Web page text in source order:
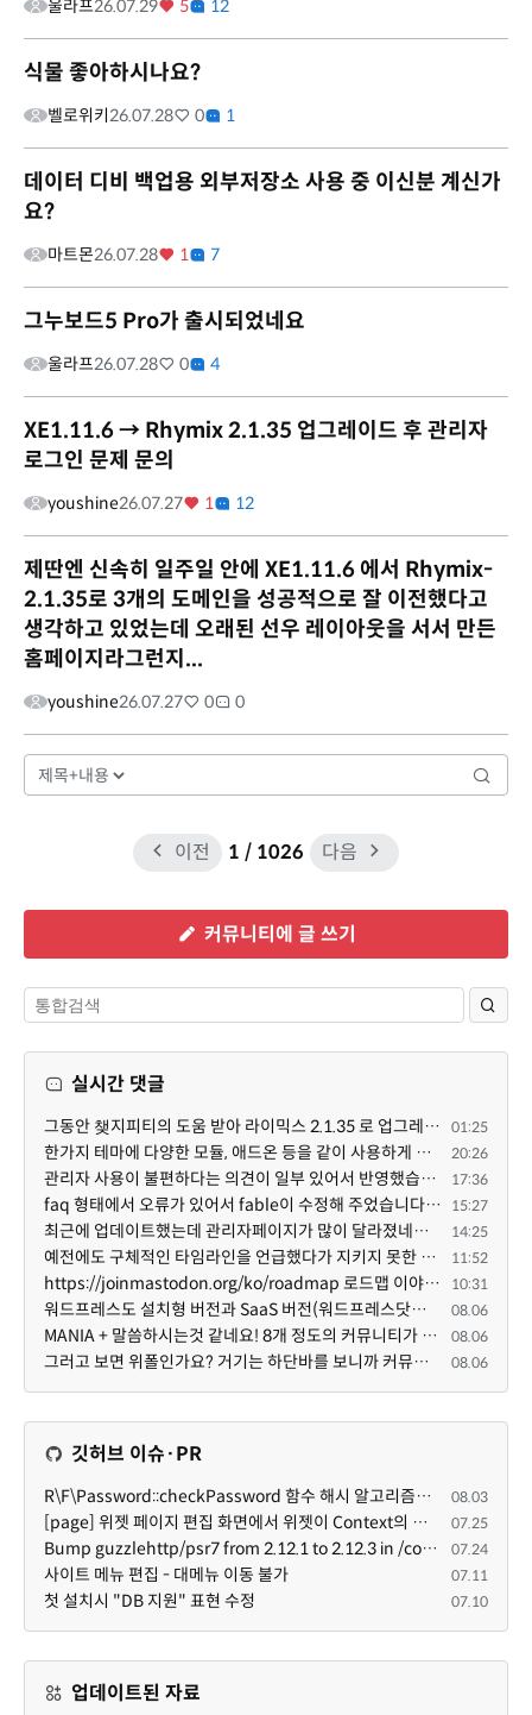
울라프26.07.29 5 12
식물 좋아하시나요?
벨로위키26.07.28 0 1
데이터 디비 백업용 외부저장소 사용 중 이신분 계신가
요?
마트몬26.07.28 1 7
그누보드5 Pro가 출시되었네요
울라프26.07.28 0 4
XE1.11.6 → Rhymix 2.1.35 업그레이드 후 관리자
로그인 문제 문의
youshine26.07.27 1 12
제딴엔 신속히 일주일 안에 XE1.11.6 에서 Rhymix-
2.1.35로 3개의 도메인을 성공적으로 잘 이전했다고
생각하고 있었는데 오래된 선우 레이아웃을 서서 만든
홈페이지라그런지...
youshine26.07.27 0 0
이전 1 / 1026 다음
커뮤니티에 글 쓰기
실시간 댓글
그동안 챚지피티의 도움 받아 라이믹스 2.1.35 로 업그레이드 잘 한 것은 부인할 수 없는 사실입니다. 그런... 01:25
한가지 테마에 다양한 모듈, 애드온 등을 같이 사용하게 되면 의외로 어려운게 일관성이 있는 디자인의 유지... 20:26
관리자 사용이 불편하다는 의견이 일부 있어서 반영했습니다 ㅎㅎ 8.4이상도 지원될 수 있도록 10.5.2 혹은 ... 17:36
faq 형태에서 오류가 있어서 fable이 수정해 주었습니다. 참고하세요. 증상 FAQ형 목록에서 항목을 펼치면 ... 15:27
최근에 업데이트했는데 관리자페이지가 많이 달라졌네요 여기서 모듈 설치하려고 하니 php 8.4.14버전이라 8... 14:25
예전에도 구체적인 타임라인을 언급했다가 지키지 못한 것에 죄송한 마음이 있다 보니 (코어 개발/운영 자체... 11:52
https://joinmastodon.org/ko/roadmap 로드맵 이야기가 나온김에 적자면 공홈에 대략적인 로드맵이 공개되어... 10:31
워드프레스도 설치형 버전과 SaaS 버전(워드프레스닷컴)은 다른 점이 많습니다. SaaS로 제공한다면 GPL 라이... 08.06
MANIA + 말씀하시는것 같네요! 8개 정도의 커뮤니티가 저 MANIA+ 기반으로 구축된거로 알고 있습니다. SaaS ... 08.06
그러고 보면 위폴인가요? 거기는 하단바를 보니까 커뮤니티 빌딩 SaaS 솔루션을 사용하고 있는거 같더라고요... 08.06
깃허브 이슈·PR
R\F\Password::checkPassword 함수 해시 알고리즘을 암시적으로 호출하는 경우 Argon2id 해시 비교 실패 08.03
[page] 위젯 페이지 편집 화면에서 위젯이 Context의 module_info를 덮어쓰면 저장이 ERR_ACT_IS_NOT_STANDALONE으로 실패 07.25
Bump guzzlehttp/psr7 from 2.12.1 to 2.12.3 in /common 07.24
사이트 메뉴 편집 - 대메뉴 이동 불가 07.11
첫 설치시 "DB 지원" 표현 수정 07.10
업데이트된 자료